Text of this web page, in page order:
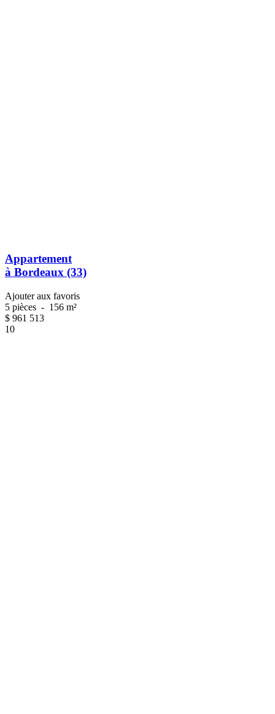
Appartement
à Bordeaux (33)
Ajouter aux favoris
5 pièces - 156 m²
$ 961 513
10